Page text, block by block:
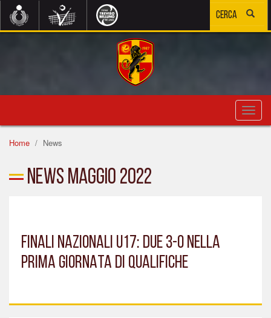
Home
News
News Maggio 2022
FINALI NAZIONALI U17: DUE 3-0 NELLA
PRIMA GIORNATA DI QUALIFICHE